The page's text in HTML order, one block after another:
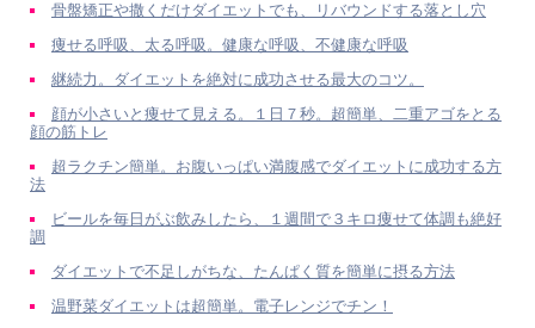
骨盤矯正や撒くだけダイエットでも、リバウンドする落とし穴
痩せる呼吸、太る呼吸。健康な呼吸、不健康な呼吸
継続力。ダイエットを絶対に成功させる最大のコツ。
顔が小さいと痩せて見える。１日７秒。超簡単、二重アゴをとる
顔の筋トレ
超ラクチン簡単。お腹いっぱい満腹感でダイエットに成功する方
法
ビールを毎日がぶ飲みしたら、１週間で３キロ痩せて体調も絶好
調
ダイエットで不足しがちな、たんぱく質を簡単に摂る方法
温野菜ダイエットは超簡単。電子レンジでチン！